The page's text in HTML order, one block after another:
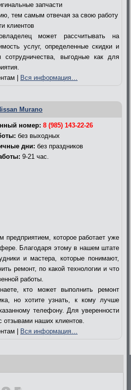
запчасти
тем самым отвечая за свою работу
клиентов
может рассчитывать на
услуг, определенные скидки и
сотрудничества, выгодные как для
| Вся информация…
Murano
номер: 8 (985) 143-22-26
без выходных
дни: без праздников
9-21 час.
которое работает уже
Благодаря этому в нашем штате
и мастера, которые понимают,
ремонт, по какой технологии и что
работы.
кто может выполнить ремонт
но хотите узнать, к кому лучше
телефону. Для уверенности
отзывами наших клиентов.
| Вся информация…